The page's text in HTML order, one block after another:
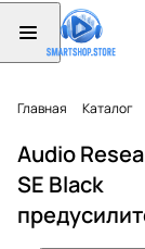
Главная Каталог
Audio
SE Black